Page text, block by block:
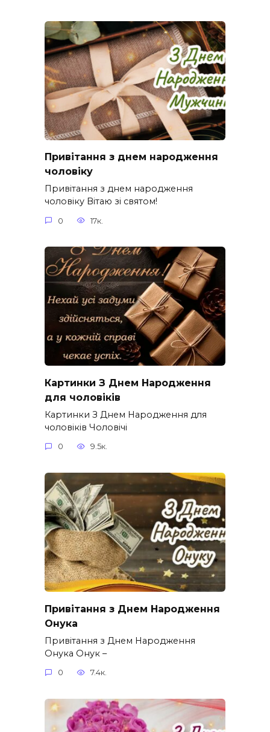
Привітання з днем народження
чоловіку
Привітання з днем народження
чоловіку Вітаю зі святом!
0 17к.
Картинки З Днем Народження
для чоловіків​
Картинки З Днем Народження для
чоловіків​ Чоловічі
0 9.5к.
Привітання з Днем Народження
Онука
Привітання з Днем Народження
Онука Онук –
0 7.4к.